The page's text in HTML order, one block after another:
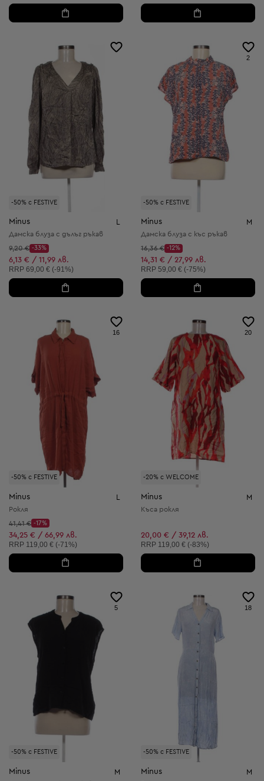
-50% с FESTIVE
Minus
Дамска блуза с дълъг ръкав
Начална цена:
9,20 €
Discount Price:
-33%
Намалена цена:
6,13 € / 11,99 лв.
Препоръчителна цена:
RRP 69,00 € (-91%)
-50% с FESTIVE
2
Minus M
Дамска блуза с къс ръкав
Начална цена:
16,36 €
Discount Price:
-12%
Намалена цена:
14,31 € / 27,99 лв.
Препоръчителна цена:
RRP 59,00 € (-75%)
-50% с FESTIVE
16
Minus L
Рокля
Начална цена:
41,41 €
Discount Price:
-17%
Намалена цена:
34,25 € / 66,99 лв.
Препоръчителна цена:
RRP 119,00 € (-71%)
-20% с WELCOME
20
Minus M
Къса рокля
20,00 € / 39,12 лв.
Препоръчителна цена:
RRP 119,00 € (-83%)
-50% с FESTIVE
5
Minus M
-50% с FESTIVE
18
Minus M